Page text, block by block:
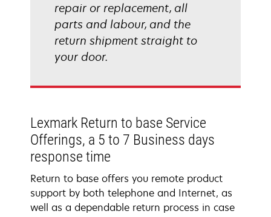
repair or replacement, all
parts and labour, and the
return shipment straight to
your door.
Lexmark Return to base Service
Offerings, a 5 to 7 Business days
response time
Return to base offers you remote product
support by both telephone and Internet, as
well as a dependable return process in case